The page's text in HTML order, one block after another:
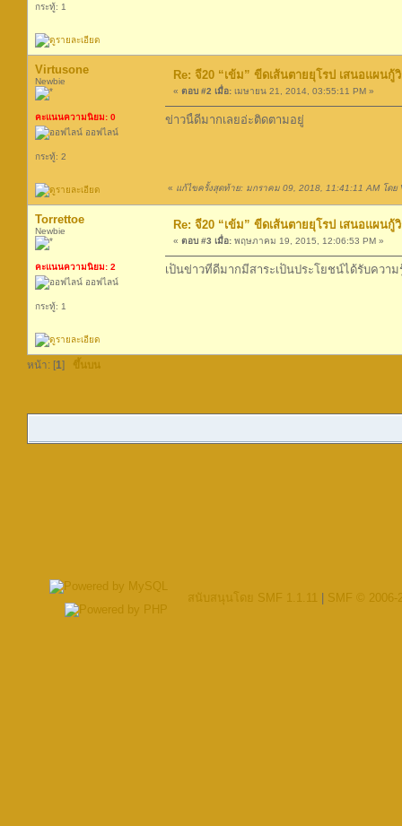
กระทู้: 1
Virtusone
Newbie
คะแนนความนิยม: 0
ออฟไลน์
กระทู้: 2
Re: จี20 “เข้ม” ขีดเส้นตายยุโรป เสนอแผน
« ตอบ #2 เมื่อ: เมษายน 21, 2014, 03:55:11 PM »
ข่าวนี้ดีมากเลยอ่ะติดตามอยู่
« แก้ไขครั้งสุดท้าย: มกราคม 09, 2018, 11:41:11 AM โดย
Torrettoe
Newbie
คะแนนความนิยม: 2
ออฟไลน์
กระทู้: 1
Re: จี20 “เข้ม” ขีดเส้นตายยุโรป เสนอแผน
« ตอบ #3 เมื่อ: พฤษภาคม 19, 2015, 12:06:53 PM »
เป็นข่าวที่ดีมากมีสาระเป็นประโยชน์ได้รับความ
หน้า: [1] ขึ้นบน
สนับสนุนโดย SMF 1.1.11 SMF © 2006-